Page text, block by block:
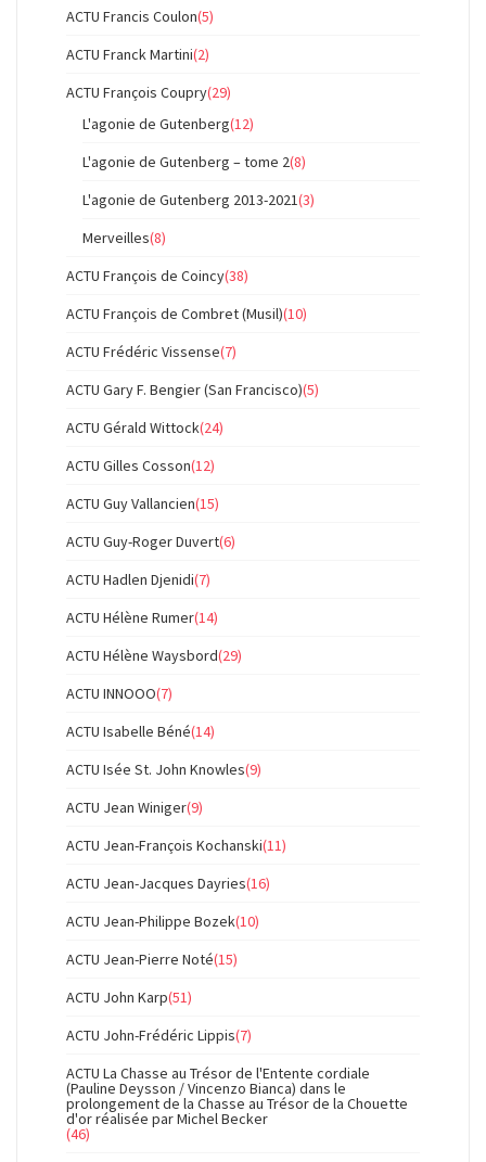
ACTU Francis Coulon(5)
ACTU Franck Martini(2)
ACTU François Coupry(29)
L'agonie de Gutenberg(12)
L'agonie de Gutenberg – tome 2(8)
L'agonie de Gutenberg 2013-2021(3)
Merveilles(8)
ACTU François de Coincy(38)
ACTU François de Combret (Musil)(10)
ACTU Frédéric Vissense(7)
ACTU Gary F. Bengier (San Francisco)(5)
ACTU Gérald Wittock(24)
ACTU Gilles Cosson(12)
ACTU Guy Vallancien(15)
ACTU Guy-Roger Duvert(6)
ACTU Hadlen Djenidi(7)
ACTU Hélène Rumer(14)
ACTU Hélène Waysbord(29)
ACTU INNOOO(7)
ACTU Isabelle Béné(14)
ACTU Isée St. John Knowles(9)
ACTU Jean Winiger(9)
ACTU Jean-François Kochanski(11)
ACTU Jean-Jacques Dayries(16)
ACTU Jean-Philippe Bozek(10)
ACTU Jean-Pierre Noté(15)
ACTU John Karp(51)
ACTU John-Frédéric Lippis(7)
ACTU La Chasse au Trésor de l'Entente cordiale
(Pauline Deysson / Vincenzo Bianca) dans le
prolongement de la Chasse au Trésor de la Chouette
d'or réalisée par Michel Becker
(46)